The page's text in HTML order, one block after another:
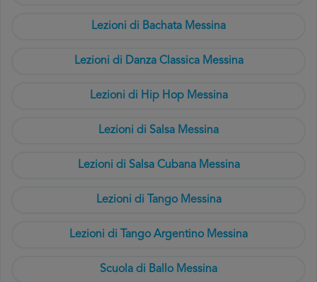
Lezioni di Bachata Messina
Lezioni di Danza Classica Messina
Lezioni di Hip Hop Messina
Lezioni di Salsa Messina
Lezioni di Salsa Cubana Messina
Lezioni di Tango Messina
Lezioni di Tango Argentino Messina
Scuola di Ballo Messina